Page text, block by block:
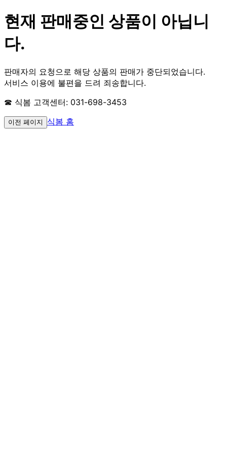
현재 판매중인 상품이 아닙니
다.
판매자의 요청으로 해당 상품의 판매가 중단되었습니다.
서비스 이용에 불편을 드려 죄송합니다.
☎ 식봄 고객센터: 031-698-3453
이전 페이지 식봄 홈